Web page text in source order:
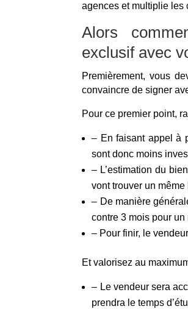
agences et multiplie les
Alors
exclusif avec
Premièrement, vous
convaincre de signer
Pour ce premier point,
– En faisant appel à
sont donc moins
– L’estimation du
vont trouver un
– De manière
contre 3 mois pour
– Pour finir, le
Et valorisez au
– Le vendeur sera
prendra le temps